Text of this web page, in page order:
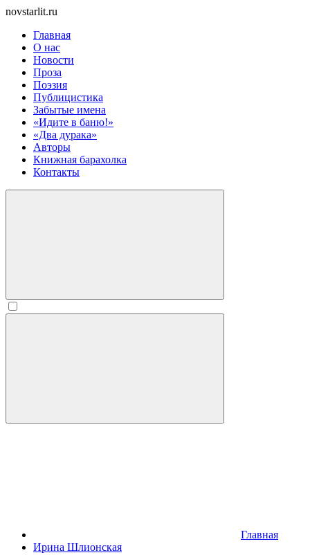
novstarlit.ru
Главная
О нас
Новости
Проза
Поэзия
Публицистика
Забытые имена
«Идите в баню!»
«Два дурака»
Авторы
Книжная барахолка
Контакты
Главная
Ирина Шлионская